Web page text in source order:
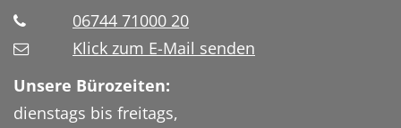
06744 71000 20
Klick zum E-Mail senden
Unsere Bürozeiten:
dienstags bis freitags,